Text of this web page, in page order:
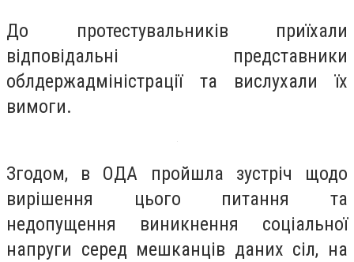
До протестувальників приїхали
відповідальні представники
облдержадміністрації та вислухали їх
вимоги.
Згодом, в ОДА пройшла зустріч щодо
вирішення цього питання та
недопущення виникнення соціальної
напруги серед мешканців даних сіл, на